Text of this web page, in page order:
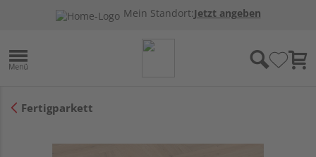
Mein Standort:Jetzt angeben
Fertigparkett